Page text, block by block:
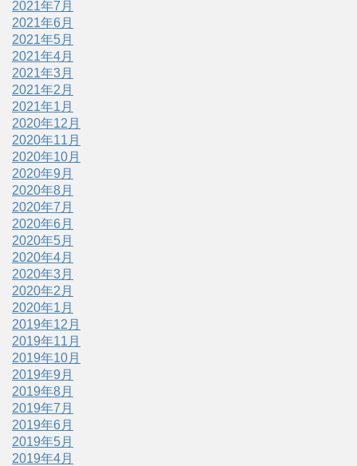
2021年7月
2021年6月
2021年5月
2021年4月
2021年3月
2021年2月
2021年1月
2020年12月
2020年11月
2020年10月
2020年9月
2020年8月
2020年7月
2020年6月
2020年5月
2020年4月
2020年3月
2020年2月
2020年1月
2019年12月
2019年11月
2019年10月
2019年9月
2019年8月
2019年7月
2019年6月
2019年5月
2019年4月